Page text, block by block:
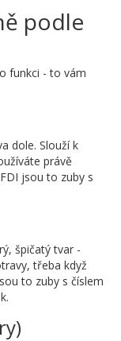
podle
funkci - to vám
dole. Slouží k
právě
jsou to zuby s
špičatý tvar -
třeba když
to zuby s číslem